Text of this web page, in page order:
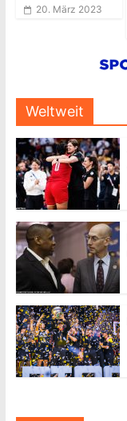
20. März 2023
Weltweit